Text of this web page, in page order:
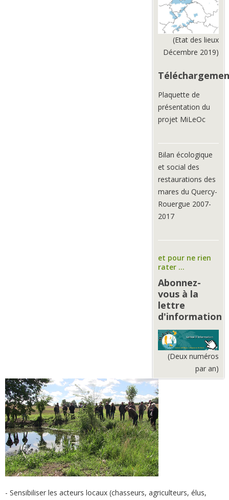
(Etat des lieux
Décembre 2019)
Plaquette de
présentation du
projet MiLeOc
Bilan écologique
et social des
restaurations des
mares du Quercy-
Rouergue 2007-
2017
et pour ne rien
rater ...
Abonnez-
vous à la
lettre
d'information
(Deux numéros
par an)
- Sensibiliser les acteurs locaux (chasseurs, agriculteurs, élus,